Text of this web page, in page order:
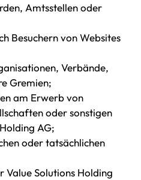
Amtsstellen oder
Besuchern von Websites
Verbände,
Gremien;
am Erwerb von
oder sonstigen
AG;
oder tatsächlichen
Value Solutions Holding